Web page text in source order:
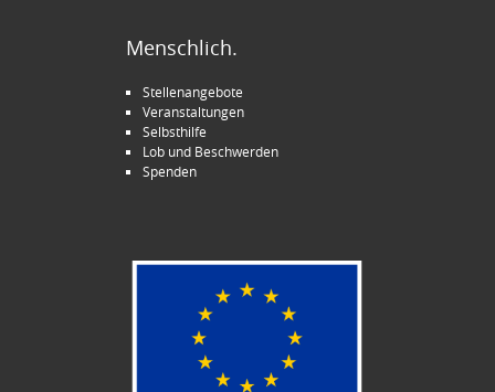
Menschlich.
Stellenangebote
Veranstaltungen
Selbsthilfe
Lob und Beschwerden
Spenden